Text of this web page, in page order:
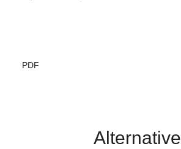
PDF
Alternative